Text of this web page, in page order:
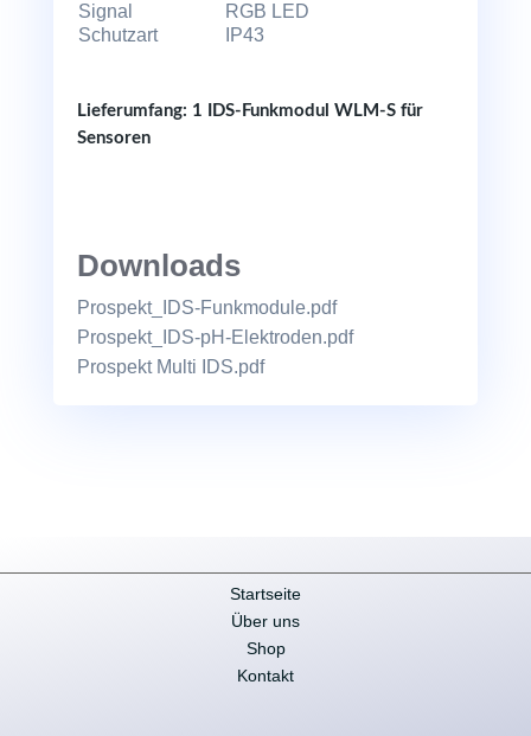
Signal
RGB LED
Schutzart
IP43
Lieferumfang: 1 IDS-Funkmodul WLM-S für
Sensoren
Downloads
Prospekt_IDS-Funkmodule.pdf
Prospekt_IDS-pH-Elektroden.pdf
Prospekt Multi IDS.pdf
Startseite
Über uns
Shop
Kontakt